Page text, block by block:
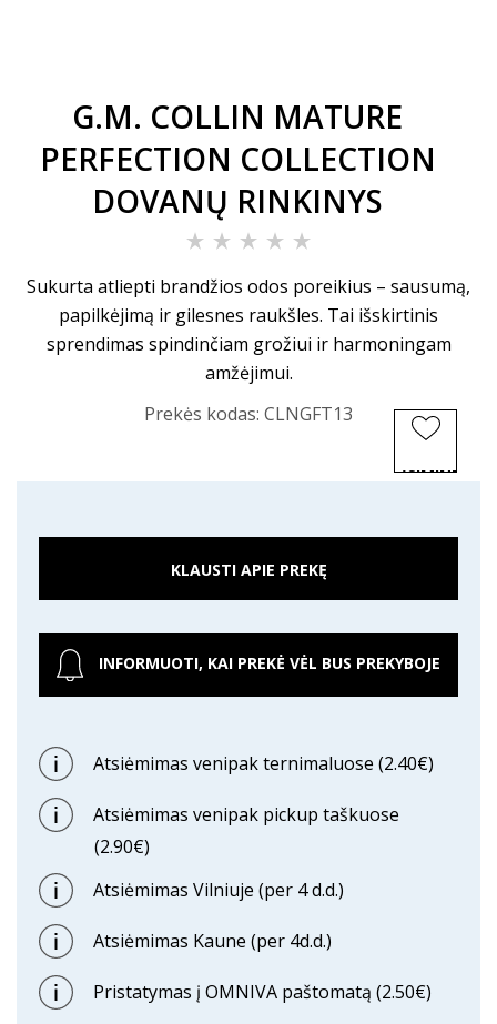
G.M. COLLIN MATURE
PERFECTION COLLECTION
DOVANŲ RINKINYS
Sukurta atliepti brandžios odos poreikius – sausumą,
papilkėjimą ir gilesnes raukšles. Tai išskirtinis
sprendimas spindinčiam grožiui ir harmoningam
amžėjimui.
Prekės kodas: CLNGFT13
KLAUSTI APIE PREKĘ
INFORMUOTI, KAI PREKĖ VĖL BUS PREKYBOJE
ĮSIMINTI
PREKĘ
Atsiėmimas venipak ternimaluose (2.40€)
Atsiėmimas venipak pickup taškuose
(2.90€)
Atsiėmimas Vilniuje (per 4 d.d.)
Atsiėmimas Kaune (per 4d.d.)
Pristatymas į OMNIVA paštomatą (2.50€)